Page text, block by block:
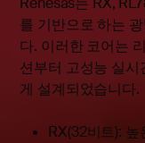
를 기반으로 하는
다. 이러한 코어는
션부터 고성능 실
게 설계되었습니다.
RX(32비트):